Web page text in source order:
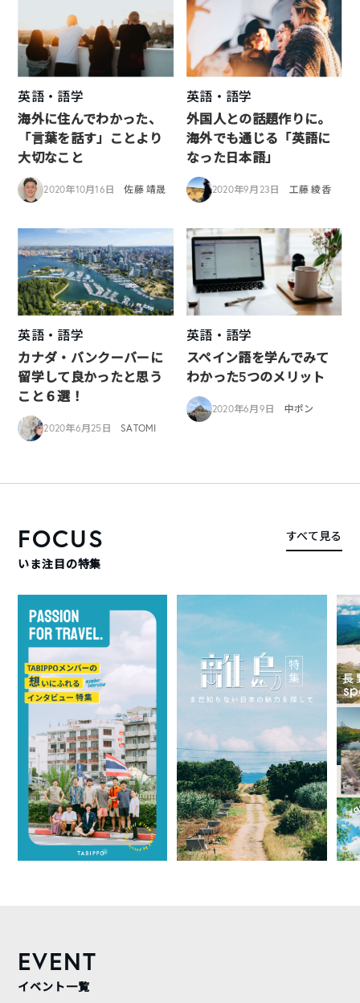
英語・語学
海外に住んでわかった、
「言葉を話す」ことより
大切なこと
2020年10月16日 佐藤 靖晟
英語・語学
外国人との話題作りに。
海外でも通じる「英語に
なった日本語」
2020年9月23日 工藤 綾香
英語・語学
カナダ・バンクーバーに
留学して良かったと思う
こと６選！
2020年6月25日 SATOMI
英語・語学
スペイン語を学んでみて
わかった5つのメリット
2020年6月9日 中ポン
FOCUS
いま注目の特集
すべて見る
EVENT
イベント一覧